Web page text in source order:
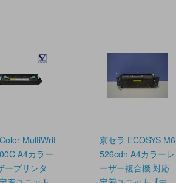
MultiWrit
A4カラー
ープリンタ
京セラ ECOSYS M6
526cdn A4カラーレ
ーザー複合機 対応